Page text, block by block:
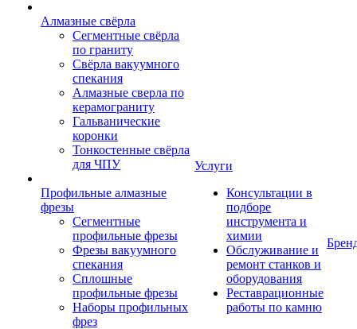
Алмазные свёрла
Сегментные свёрла
по граниту
Свёрла вакуумного
спекания
Алмазные сверла по
керамограниту
Гальванические
коронки
Тонкостенные свёрла
для ЧПУ
Профильные алмазные
фрезы
Сегментные
профильные фрезы
Фрезы вакуумного
спекания
Сплошные
профильные фрезы
Наборы профильных
фрез
Услуги
Консультации в
подборе
инструмента и
химии
Обслуживание и
ремонт станков и
оборудования
Реставрационные
работы по камню